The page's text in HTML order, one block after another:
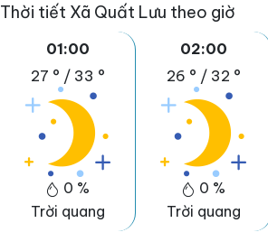
Thời tiết Xã Quất Lưu theo giờ
01:00
27 ° / 33 °
0 %
Trời quang
02:00
26 ° / 32 °
0 %
Trời quang